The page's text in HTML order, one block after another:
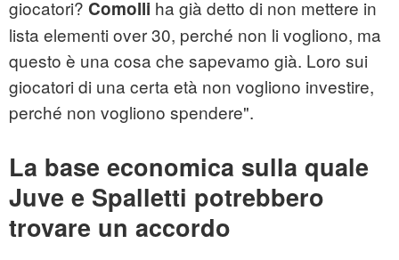
giocatori? Comolli ha già detto di non mettere in
lista elementi over 30, perché non li vogliono, ma
questo è una cosa che sapevamo già. Loro sui
giocatori di una certa età non vogliono investire,
perché non vogliono spendere".
La base economica sulla quale
Juve e Spalletti potrebbero
trovare un accordo